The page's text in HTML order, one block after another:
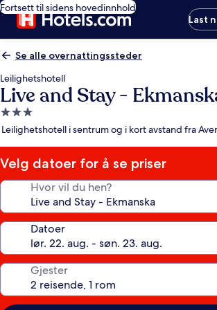
Fortsett til sidens hovedinnhold
Last
Se alle overnattingssteder
Leilighetshotell
Live and Stay -
Overnattingssted
med
stjerner
Leilighetshotell i sentrum og i kort avstand fra
Velg datoer for å se priser
Hvor vil du hen?
Datoer
Gjester